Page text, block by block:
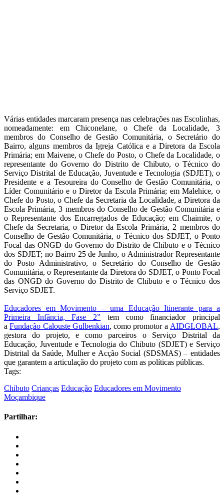
Várias entidades marcaram presença nas celebrações nas Escolinhas,
nomeadamente: em Chiconelane, o Chefe da Localidade, 3
membros do Conselho de Gestão Comunitária, o Secretário do
Bairro, alguns membros da Igreja Católica e a Diretora da Escola
Primária; em Maivene, o Chefe do Posto, o Chefe da Localidade, o
representante do Governo do Distrito de Chibuto, o Técnico do
Serviço Distrital de Educação, Juventude e Tecnologia (SDJET), o
Presidente e a Tesoureira do Conselho de Gestão Comunitária, o
Líder Comunitário e o Diretor da Escola Primária; em Malehice, o
Chefe do Posto, o Chefe da Secretaria da Localidade, a Diretora da
Escola Primária, 3 membros do Conselho de Gestão Comunitária e
o Representante dos Encarregados de Educação; em Chaimite, o
Chefe da Secretaria, o Diretor da Escola Primária, 2 membros do
Conselho de Gestão Comunitária, o Técnico dos SDJET, o Ponto
Focal das ONGD do Governo do Distrito de Chibuto e o Técnico
dos SDJET; no Bairro 25 de Junho, o Administrador Representante
do Posto Administrativo, o Secretário do Conselho de Gestão
Comunitária, o Representante da Diretora do SDJET, o Ponto Focal
das ONGD do Governo do Distrito de Chibuto e o Técnico dos
Serviço SDJET.
Educadores em Movimento – uma Educação Itinerante para a
Primeira Infância, Fase 2” tem como financiador principal
aFundação Calouste Gulbenkian, como promotor a AIDGLOBAL,
gestora do projeto, e como parceiros o Serviço Distrital da
Educação, Juventude e Tecnologia do Chibuto (SDJET) e Serviço
Distrital da Saúde, Mulher e Acção Social (SDSMAS) – entidades
que garantem a articulação do projeto com as políticas públicas.
Tags:
Chibuto Crianças Educação Educadores em Movimento
Moçambique
Partilhar: